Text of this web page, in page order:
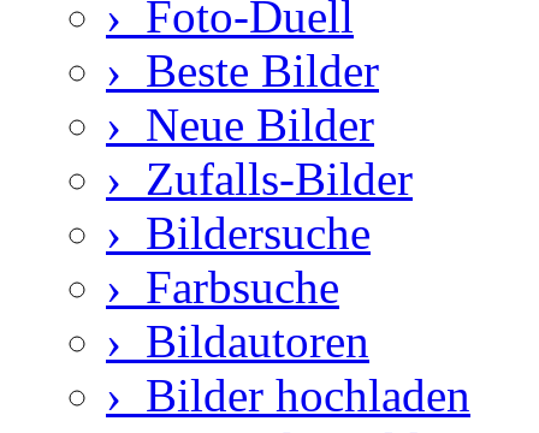
› Foto-Duell
› Beste Bilder
› Neue Bilder
› Zufalls-Bilder
› Bildersuche
› Farbsuche
› Bildautoren
› Bilder hochladen